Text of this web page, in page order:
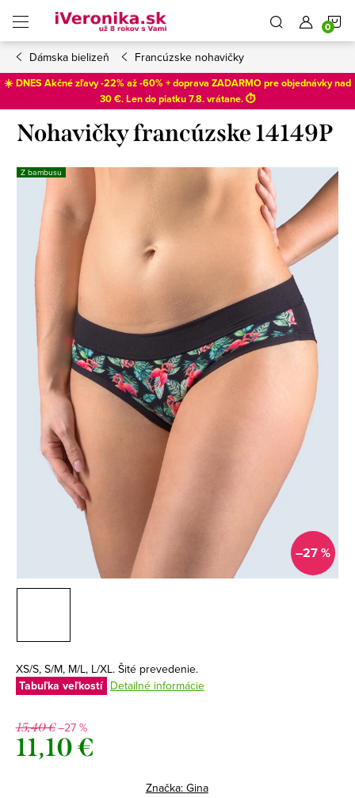
obsah
Dámska bielizeň Francúzske nohavičky
☀️ DNES Akčné zľavy -22% až -60% + doprava ZADARMO pre objednávky nad
30 €. Len dopiatku 7.8. vrátane. ⏱️
Nohavičky francúzske 14149P
Z bambusu
–27 %
XS/S, S/M, M/L, L/XL. Šité prevedenie.
Tabuľka veľkostí Detailné informácie
15,40 €–27 %
11,10 €
Značka: Gina